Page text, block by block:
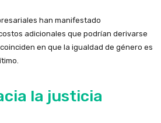
han manifestado
adicionales que podrían derivarse
en que la igualdad de género es
la justicia